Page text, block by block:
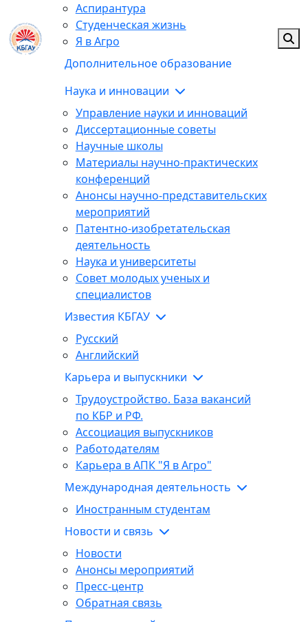
Аспирантура
Студенческая жизнь
Я в Агро
Дополнительное образование
Наука и инновации
Управление науки и инноваций
Диссертационные советы
Научные школы
Материалы научно-практических
конференций
Анонсы научно-представительских
мероприятий
Патентно-изобретательская
деятельность
Наука и университеты
Совет молодых ученых и
специалистов
Известия КБГАУ
Русский
Английский
Карьера и выпускники
Трудоустройство. База вакансий
по КБР и РФ.
Ассоциация выпускников
Работодателям
Карьера в АПК "Я в Агро"
Международная деятельность
Иностранным студентам
Новости и связь
Новости
Анонсы мероприятий
Пресс-центр
Обратная связь